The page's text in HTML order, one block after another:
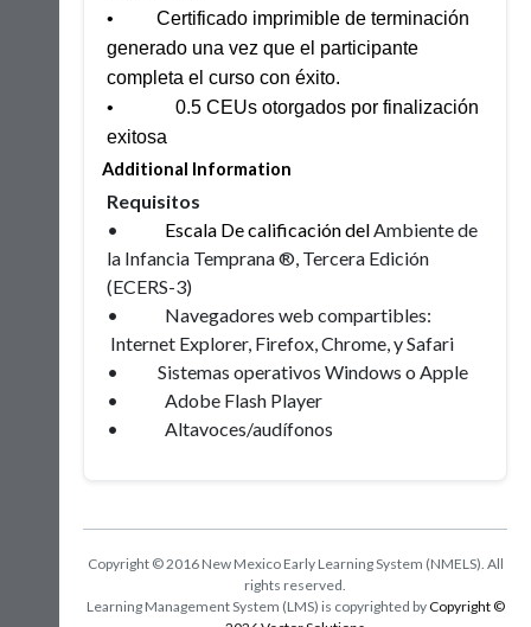
• Certificado imprimible de terminación
generado una vez que el participante
completa el curso con éxito.
• 0.5 CEUs otorgados por finalización
exitosa
Additional Information
Requisitos
•
Escala De calificación del Ambiente de
la Infancia Temprana ®, Tercera Edición
(ECERS-3)
•
Navegadores web compartibles:
Internet Explorer, Firefox, Chrome, y Safari
• Sistemas operativos Windows o Apple
•
Adobe Flash Player
•
Altavoces/audífonos
Copyright © 2016 New Mexico Early Learning System (NMELS). All
rights reserved.
Learning Management System (LMS) is copyrighted byCopyright ©